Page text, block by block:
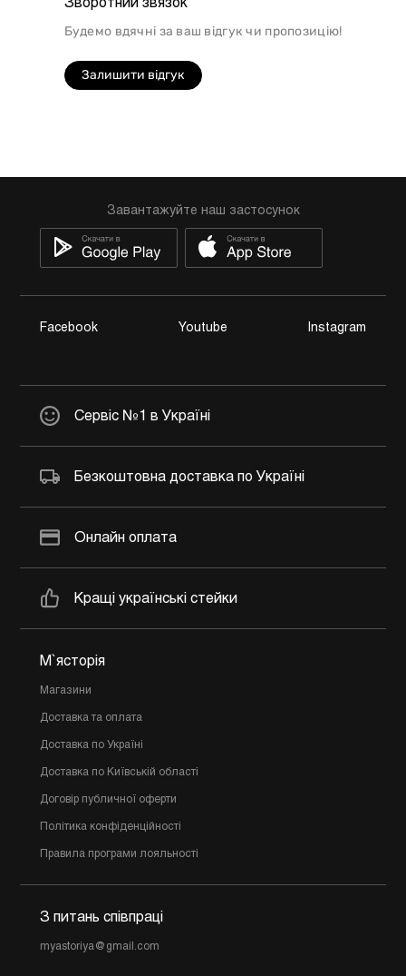
Зворотний звязок
Будемо вдячні за ваш відгук чи пропозицію!
Залишити відгук
Завантажуйте наш застосунок
Facebook Youtube Instagram
Сервіс №1 в Україні
Безкоштовна доставка по Україні
Онлайн оплата
Кращі українські стейки
М`ясторія
Магазини
Доставка та оплата
Доставка по Україні
Доставка по Київській області
Договір публичної оферти
Політика конфіденційності
Правила програми лояльності
З питань співпраці
myastoriya@gmail.com